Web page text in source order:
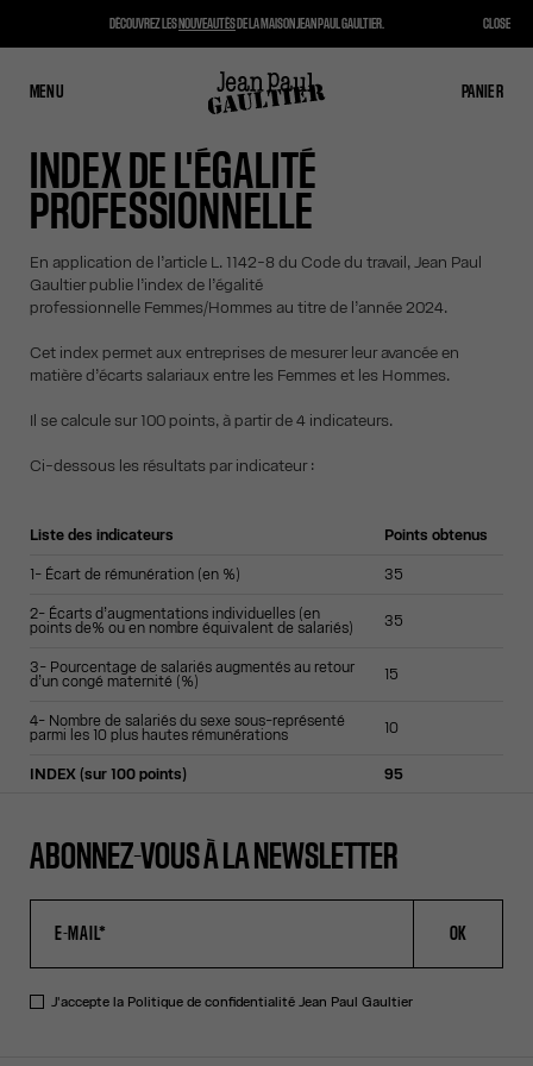
MENU PANIER
FERMER PANIER
INDEX DE L'ÉGALITÉ
PROFESSIONNELLE
En application de l’article L. 1142-8 du Code du travail, Jean Paul
Gaultier publie l’index de l’égalité
professionnelle Femmes/Hommes au titre de l’année 2024.
Cet index permet aux entreprises de mesurer leur avancée en
matière d’écarts salariaux entre les Femmes et les Hommes.
Il se calcule sur 100 points, à partir de 4 indicateurs.
Ci-dessous les résultats par indicateur :
Liste des indicateurs Points obtenus
1- Écart de rémunération (en %) 35
2- Écarts d’augmentations individuelles (en
points de% ou en nombre équivalent de salariés)
35
3- Pourcentage de salariés augmentés au retour
d’un congé maternité (%)
15
4- Nombre de salariés du sexe sous-représenté
parmi les 10 plus hautes rémunérations
10
INDEX (sur 100 points) 95
ABONNEZ-VOUS À LA NEWSLETTER
OK
J'accepte la Politique de confidentialitéJean Paul Gaultier
DÉCOUVREZ LESNOUVEAUTÉSDE LA MAISON JEAN PAUL GAULTIER. CLOSE